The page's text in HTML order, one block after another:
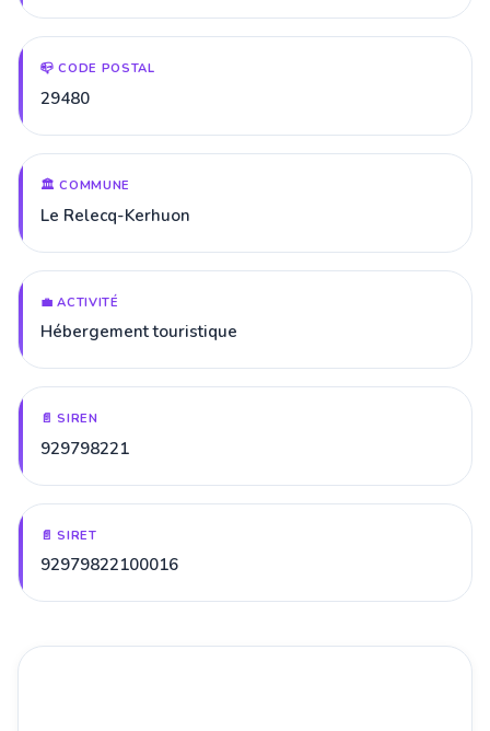
📪 CODE POSTAL
29480
🏛️ COMMUNE
Le Relecq-Kerhuon
💼 ACTIVITÉ
Hébergement touristique
📄 SIREN
929798221
📄 SIRET
92979822100016